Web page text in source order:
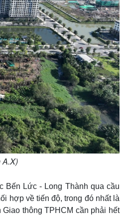
A.X)
Bến Lức - Long Thành qua cầu
hợp về tiến độ, trong đó nhất là
thông TPHCM cần phải hết